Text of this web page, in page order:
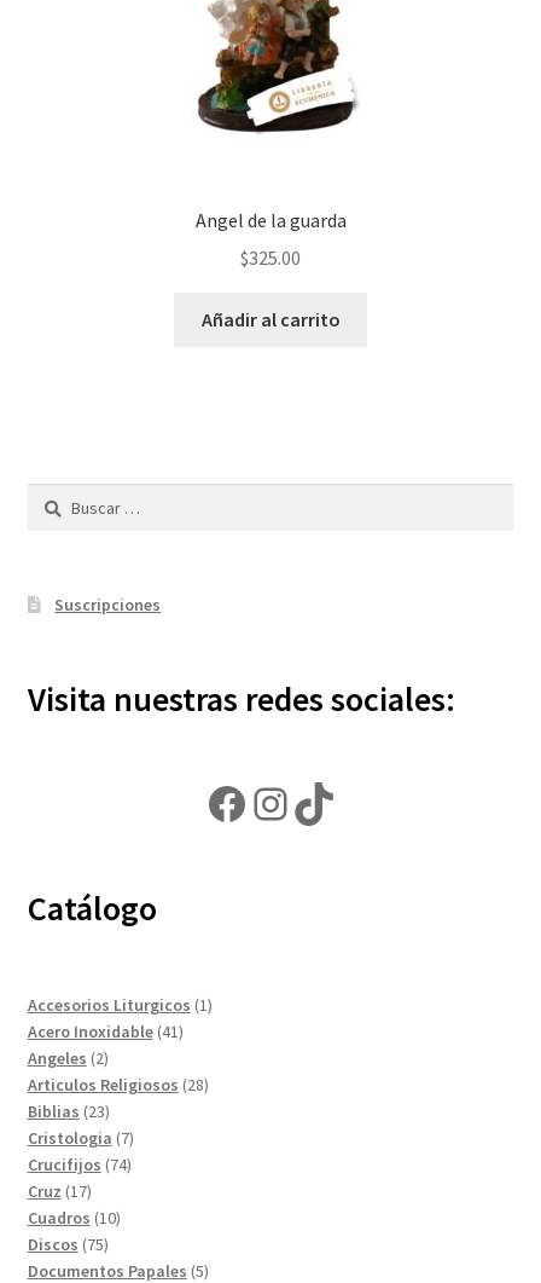
Angel de la guarda
$325.00
Añadir al carrito
Buscar:
Suscripciones
Visita nuestras redes sociales:
Facebook
Instagram
TikTok
Catálogo
Accesorios Liturgicos 11
Acero Inoxidable 4141
Angeles 22
productos
Articulos Religiosos 2828
Biblias 2323
productos
Cristologia 77
productos
Crucifijos 7474
Cruz 1717
productos
Cuadros 1010
Discos 7575
productos
Documentos Papales 55